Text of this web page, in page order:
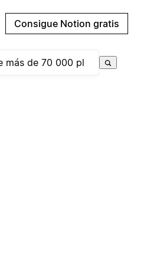
Consigue Notion gratis